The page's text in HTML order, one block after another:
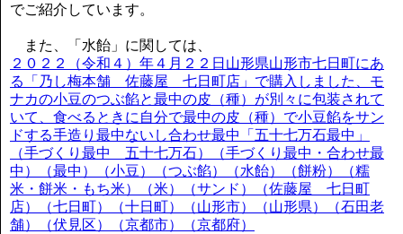
でご紹介しています。
また、「水飴」に関しては、
２０２２（令和４）年４月２２日山形県山形市七日町にあ
る「乃し梅本舗 佐藤屋 七日町店」で購入しました、モ
ナカの小豆のつぶ餡と最中の皮（種）が別々に包装されて
いて、食べるときに自分で最中の皮（種）で小豆餡をサン
ドする手造り最中ないし合わせ最中「五十七万石最中」
（手づくり最中 五十七万石）（手づくり最中・合わせ最
中）（最中）（小豆）（つぶ餡）（水飴）（餅粉）（糯
米・餅米・もち米）（米）（サンド）（佐藤屋 七日町
店）（七日町）（十日町）（山形市）（山形県）（石田老
舗）（伏見区）（京都市）（京都府）